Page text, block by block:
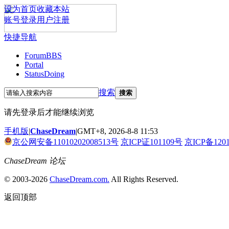
设为首页收藏本站
账号登录用户注册
快捷导航
ForumBBS
Portal
StatusDoing
搜索 搜索
请先登录后才能继续浏览
手机版|ChaseDream|GMT+8, 2026-8-8 11:53
京公网安备11010202008513号 京ICP证101109号 京ICP备
ChaseDream 论坛
© 2003-2026 ChaseDream.com. All Rights Reserved.
返回顶部